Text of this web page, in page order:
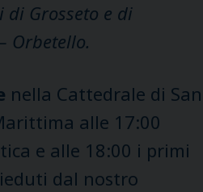
di Grosseto e di
Orbetello.
nella Cattedrale di San
alle 17:00
e alle 18:00 i primi
dal nostro